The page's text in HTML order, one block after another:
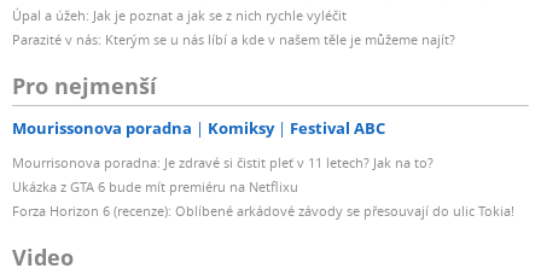
Úpal a úžeh: Jak je poznat a jak se z nich rychle vyléčit
Parazité v nás: Kterým se u nás líbí a kde v našem těle je můžeme najít?
Pro nejmenší
Mourissonova poradna Komiksy Festival ABC
Mourrisonova poradna: Je zdravé si čistit pleť v 11 letech? Jak na to?
Ukázka z GTA 6 bude mít premiéru na Netflixu
Forza Horizon 6 (recenze): Oblíbené arkádové závody se přesouvají do ulic Tokia!
Video